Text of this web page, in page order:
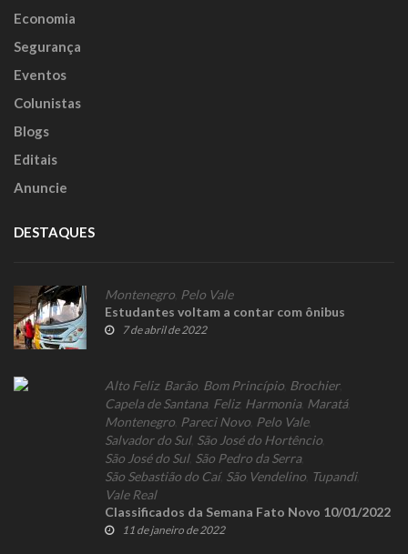
Economia
Segurança
Eventos
Colunistas
Blogs
Editais
Anuncie
DESTAQUES
Montenegro Pelo Vale
Estudantes voltam a contar com ônibus
7 de abril de 2022
Alto Feliz, Barão Bom Princípio Brochier,
Capela de Santana, Feliz, Harmonia, Maratá,
Montenegro Pareci Novo Pelo Vale,
Salvador do Sul, São José do Hortêncio
São José do Sul, São Pedro da Serra,
São Sebastião do Caí, São Vendelino Tupandi,
Vale Real
Classificados da Semana Fato Novo 10/01/2022
11 de janeiro de 2022